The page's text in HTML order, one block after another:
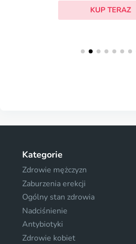
KUP TERAZ
Kategorie
Zdrowie mężczyzn
Zaburzenia erekcji
Ogólny stan zdrowia
Nadciśnienie
Antybiotyki
Zdrowie kobiet